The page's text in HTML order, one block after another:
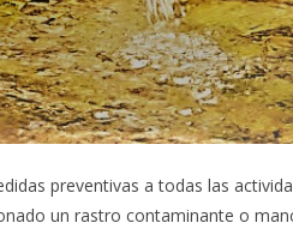
preventivas a todas las
un rastro contaminante o